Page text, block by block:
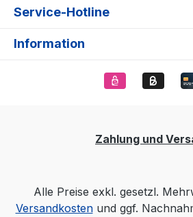
Service-Hotline
Information
Zahlung und
Alle Preise exkl. gesetzl.
Versandkostenund ggf.